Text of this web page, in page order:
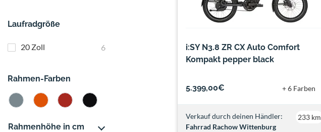
Laufradgröße
20 Zoll 6
Rahmen-Farben
Rahmenhöhe in cm
i:SY N3.8 ZR CX Auto Comfort
Kompakt pepper black
5.399,00€ + 6 Farben
Verkauf durch deinen Händler:
Fahrrad Rachow Wittenburg
233 km